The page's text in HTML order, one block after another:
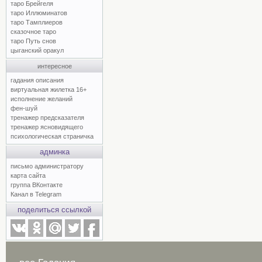
таро Брейгеля
таро Иллюминатов
таро Тамплиеров
сказочное таро
таро Путь снов
цыганский оракул
интересное
гадания описания
виртуальная жилетка 16+
исполнение желаний
фен-шуй
тренажер предсказателя
тренажер ясновидящего
психологическая страничка
админка
письмо администратору
карта сайта
группа ВКонтакте
Канал в Telegram
поделиться ссылкой